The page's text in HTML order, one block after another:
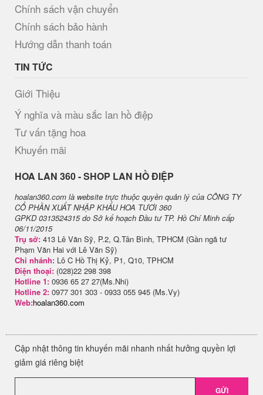
Chính sách vận chuyển
Chính sách bảo hành
Hướng dẫn thanh toán
TIN TỨC
Giới Thiệu
Ý nghĩa và màu sắc lan hồ điệp
Tư vấn tặng hoa
Khuyến mãi
H​OA LAN 360 - SHOP LAN HỒ ĐIỆP
hoalan360.com là website trực thuộc quyền quản lý của CÔNG TY
CỔ PHẦN XUẤT NHẬP KHẨU HOA TƯƠI 360
GPKD 0313524315 do Sở kế hoạch Đầu tư TP. Hồ Chí Minh cấp
06/11/2015
Trụ sở: 413 Lê Văn Sỹ, P.2, Q.Tân Bình, TPHCM (Gần ngã tư
Phạm Văn Hai với Lê Văn Sỹ)
Chi nhánh: Lô C Hồ Thị Kỷ, P1, Q10, TPHCM
Điện thoại: (028)22 298 398
Hotline 1: 0936 65 27 27(Ms.Nhi)
Hotline 2: 0977 301 303 - 0933 055 945 (Ms.Vy)
Web:hoalan360.com
Cập nhật thông tin khuyến mãi nhanh nhất hưởng quyền lợi
giảm giá riêng biệt
GỬI